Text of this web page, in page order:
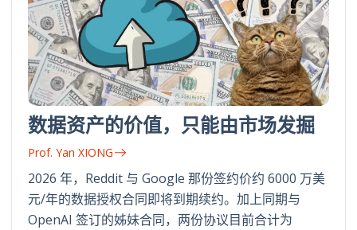
数据资产的价值，只能由市场发掘
Prof. Yan XIONG
2026 年，Reddit 与 Google 那份签约价约 6000 万美
元/年的数据授权合同即将到期续约。加上同期与
OpenAI 签订的姊妹合同，两份协议目前合计为